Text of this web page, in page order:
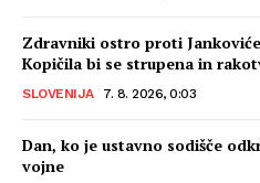
Zdravniki ostro proti
Kopičila bi se strupena in
SLOVENIJA 7. 8. 2026, 0:03
Dan, ko je ustavno sodišče
vojne